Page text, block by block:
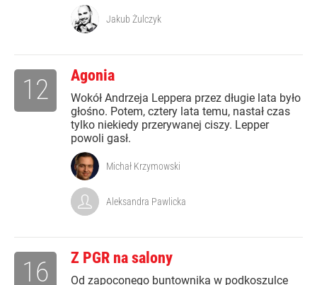
Jakub Żulczyk
Agonia
Wokół Andrzeja Leppera przez długie lata było
głośno. Potem, cztery lata temu, nastał czas
tylko niekiedy przerywanej ciszy. Lepper
powoli gasł.
12
Michał Krzymowski
Aleksandra Pawlicka
Z PGR na salony
Od zapoconego buntownika w podkoszulce
16